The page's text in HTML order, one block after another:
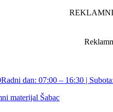
REKLAMNI
Radni dan: 07:00 – 16:30 |